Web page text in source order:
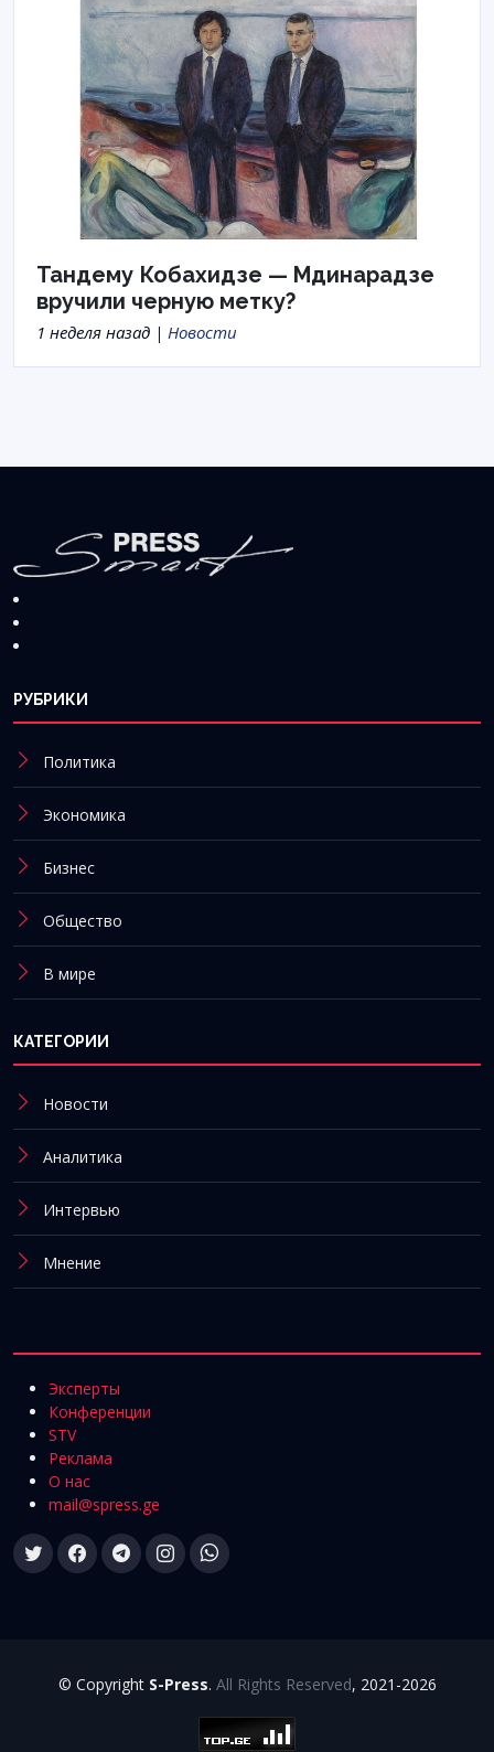
Тандему Кобахидзе — Мдинарадзе
вручили черную метку?
1 неделя назад | Новости
РУБРИКИ
Политика
Экономика
Бизнес
Общество
В мире
КАТЕГОРИИ
Новости
Аналитика
Интервью
Мнение
Эксперты
Конференции
STV
Реклама
О нас
mail@spress.ge
© Copyright S-Press. All Rights Reserved, 2021-2026